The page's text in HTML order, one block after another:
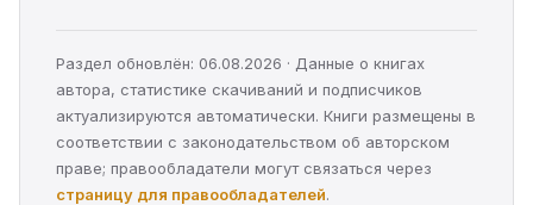
Раздел обновлён: 06.08.2026 · Данные о книгах
автора, статистике скачиваний и подписчиков
актуализируются автоматически. Книги размещены в
соответствии с законодательством об авторском
праве; правообладатели могут связаться через
страницу для правообладателей.